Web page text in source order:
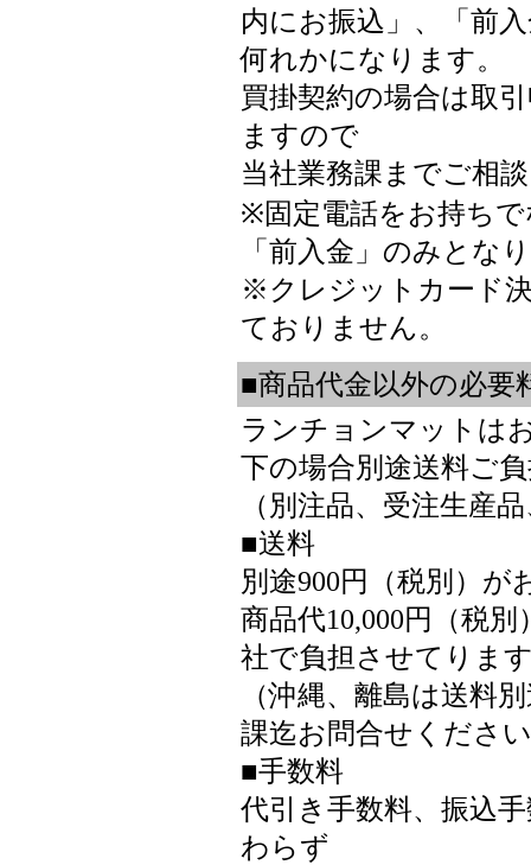
内にお振込」、「前
何れかになります。
買掛契約の場合は取
ますので
当社業務課までご相
※固定電話をお持ち
「前入金」のみとな
※クレジットカード
ておりません。
■商品代金以外の必要
ランチョンマットは
下の場合別途送料ご
（別注品、受注生産
■送料
別途900円（税別）
商品代10,000円（税
社で負担させてりま
（沖縄、離島は送料
課迄お問合せくださ
■手数料
代引き手数料、振込
わらず